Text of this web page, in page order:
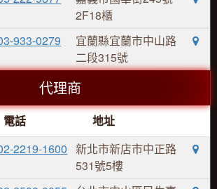
2F18櫃
933-0279
宜蘭縣宜蘭市中山路
二段315號
代理商
電話
地址
2219-1600 新北市新店市中正路
531號5樓